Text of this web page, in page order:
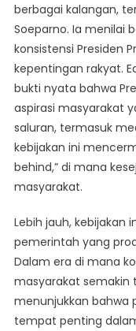
berbagai kalangan,
Soeparno. Ia menilai
konsistensi Presiden
kepentingan rakyat.
bukti nyata bahwa
aspirasi masyarakat
saluran, termasuk
kebijakan ini
behind,” di mana
masyarakat.
Lebih jauh, kebijakan
pemerintah yang
Dalam era di mana
masyarakat semakin
menunjukkan bahwa
tempat penting